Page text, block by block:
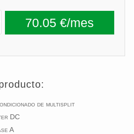
de multisplit
DC
A